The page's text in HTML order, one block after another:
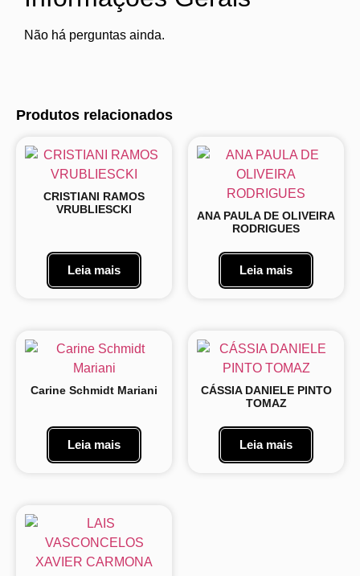
Não há perguntas ainda.
Produtos relacionados
CRISTIANI RAMOS
VRUBLIESCKI
Leia mais
ANA PAULA DE OLIVEIRA
RODRIGUES
Leia mais
Carine Schmidt Mariani
Leia mais
CÁSSIA DANIELE PINTO
TOMAZ
Leia mais